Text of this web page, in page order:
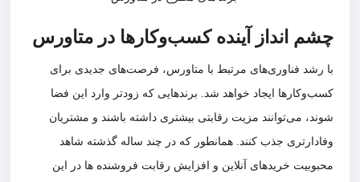
چشم انداز آینده کسب‌وکارها در متاورس
با رشد فناوری‌های مرتبط با متاورس، فرصت‌های جدیدی برای
کسب‌وکارها ایجاد خواهد شد. برندهایی که زودتر وارد این فضا
شوند، می‌توانند مزیت رقابتی بیشتری داشته باشند و مشتریان
وفادارتری جذب کنند. همانطور که در چند ساله گذشته شاهد
محبوبیت خریدهای آنلاین و افزایش رقابت فروشنده ها در این